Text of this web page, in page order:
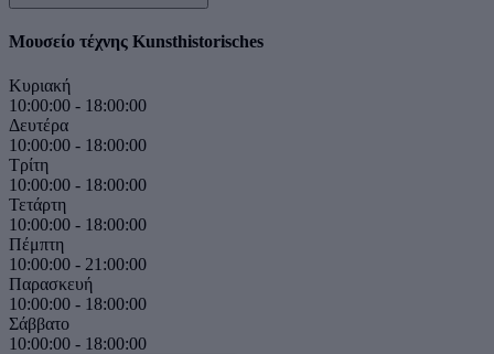
Μουσείο τέχνης Kunsthistorisches
Κυριακή
10:00:00 - 18:00:00
Δευτέρα
10:00:00 - 18:00:00
Τρίτη
10:00:00 - 18:00:00
Τετάρτη
10:00:00 - 18:00:00
Πέμπτη
10:00:00 - 21:00:00
Παρασκευή
10:00:00 - 18:00:00
Σάββατο
10:00:00 - 18:00:00